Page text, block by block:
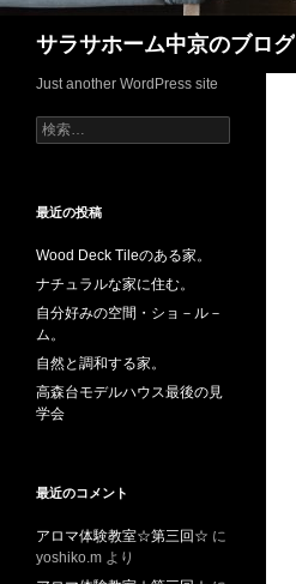
サラサホーム中京のブログ
Just another WordPress site
検
索:
最近の投稿
Wood Deck Tileのある家。
ナチュラルな家に住む。
自分好みの空間・ショ－ル－
ム。
自然と調和する家。
高森台モデルハウス最後の見
学会
最近のコメント
アロマ体験教室☆第三回☆ に
yoshiko.m より